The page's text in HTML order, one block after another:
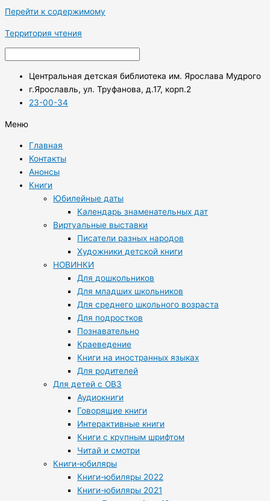
Перейти к содержимому
Территория чтения
Центральная детская библиотека им. Ярослава Мудрого
г.Ярославль, ул. Труфанова, д.17, корп.2
23-00-34
Меню
Главная
Контакты
Анонсы
Книги
Юбилейные даты
Календарь знаменательных дат
Виртуальные выставки
Писатели разных народов
Художники детской книги
НОВИНКИ
Для дошкольников
Для младших школьников
Для среднего школьного возраста
Для подростков
Познавательно
Краеведение
Книги на иностранных языках
Для родителей
Для детей с ОВЗ
Аудиокниги
Говорящие книги
Интерактивные книги
Книги с крупным шрифтом
Читай и смотри
Книги-юбиляры
Книги-юбиляры 2022
Книги-юбиляры 2021